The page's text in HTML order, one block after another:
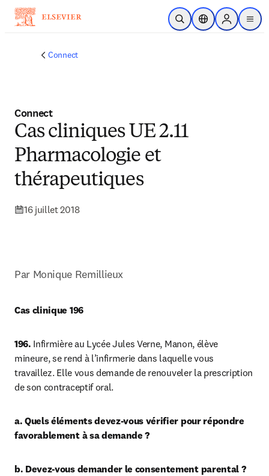
Passer au contenu principal
Ouvrir la recherche
Sélecteur de
Sign in to
menu
Connect
Connect
Cas cliniques UE 2.11
Pharmacologie et
thérapeutiques
16 juillet 2018
Par Monique Remillieux
Cas clinique 196
196. Infirmière au Lycée Jules Verne, Manon, élève
mineure, se rend à l’infirmerie dans laquelle vous
travaillez. Elle vous demande de renouveler la prescription
de son contraceptif oral.
a. Quels éléments devez-vous vérifier pour répondre
favorablement à sa demande ?
b. Devez-vous demander le consentement parental ?